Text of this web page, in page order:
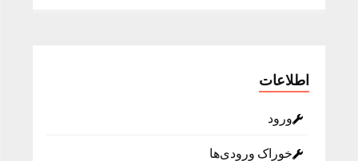
اطلاعات
ورود
خوراک ورودی‌ها